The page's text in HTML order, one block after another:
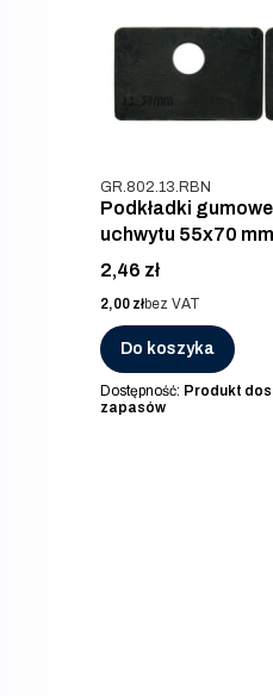
Kod produktu
GR.802.13.RBN
Podkładki
uchwytu 55x70 mm
Cena
2,46 zł
Cena
2,00 złbez VAT
Do koszyka
Dostępność: Produkt
zapasów